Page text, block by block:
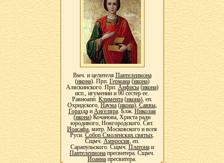
Вмч. и целителя Пантелеимона
(икона). Прп. Германа(икона)
Аляскинского. Прп. Анфисы(икона)
исп., игумении и 90 сестер ее.
Равноапп. Климента(икона), еп.
Охридского, Наума(икона), Саввы,
Гораздаи Ангеляра. Блж. Николая
(икона) Кочанова, Христа ради
юродивого, Новгородского. Свт.
Иоасафа, митр. Московского и всея
Руси. Собор Смоленских святых.
Сщмч. Амвросия, еп.
Сарапульского. Сщмч. Платонаи
Пантелеимона пресвитера. Сщмч.
Иоанна пресвитера.